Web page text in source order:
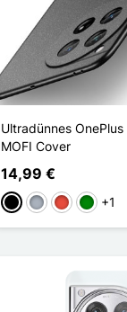
Ultradünnes
MOFI Cover
14,99 €
Schwarz
GrauRot Grün+1